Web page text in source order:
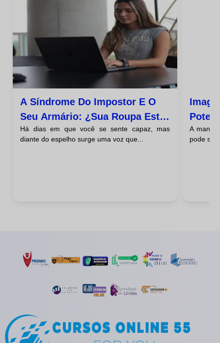
A Síndrome Do Impostor E O
Seu Armário: ¿sua Roupa Está
Te Atrapalhando?
Há dias em que você se sente capaz, mas
diante do espelho surge uma voz que...
A
pode se